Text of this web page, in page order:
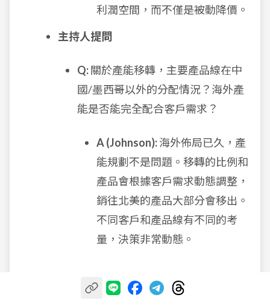
利潤空間，而不僅是被動降價。
主持人提問
Q:關於產能移轉，主要產品線在中
國/墨西哥以外的分配情況？海外產
能是否能完全配合客戶需求？
A (Johnson):海外佈局已久，產
能規劃不是問題。移轉的比例和
產品會根據客戶需求動態調整，
銷往北美的產品大部分會移出。
不同客戶和產品線有不同的考
量，決策非常動態。